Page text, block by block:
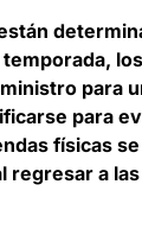
para
para
físicas
regresar a